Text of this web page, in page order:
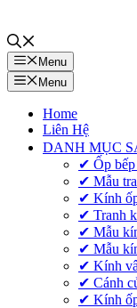
Menu
Menu
Home
Liên Hệ
DANH MỤC
✔ Ốp bếp
✔ Mẫu
✔ Kính
✔ Tranh
✔ Mẫu
✔ Mẫu
✔ Kính
✔ Cánh
✔ Kính